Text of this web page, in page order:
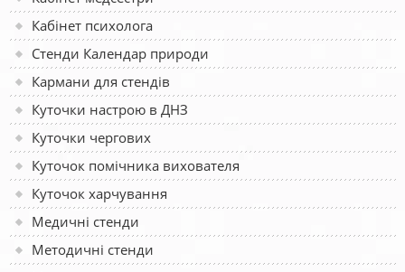
Кабінет психолога
Стенди Календар природи
Кармани для стендів
Куточки настрою в ДНЗ
Куточки чергових
Куточок помічника вихователя
Куточок харчування
Медичні стенди
Методичні стенди